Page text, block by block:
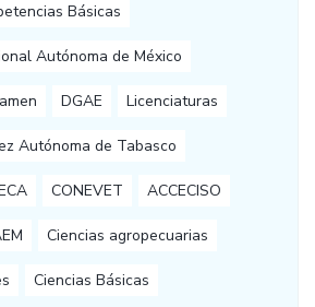
Básicas
Autónoma de México
DGAE Licenciaturas
Autónoma de Tabasco
CONEVET ACCECISO
Ciencias agropecuarias
Ciencias Básicas